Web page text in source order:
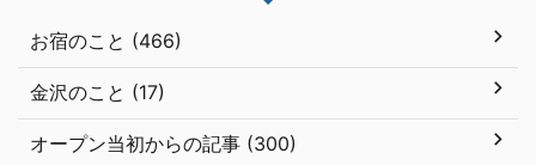
お宿のこと (466)
金沢のこと (17)
オープン当初からの記事 (300)